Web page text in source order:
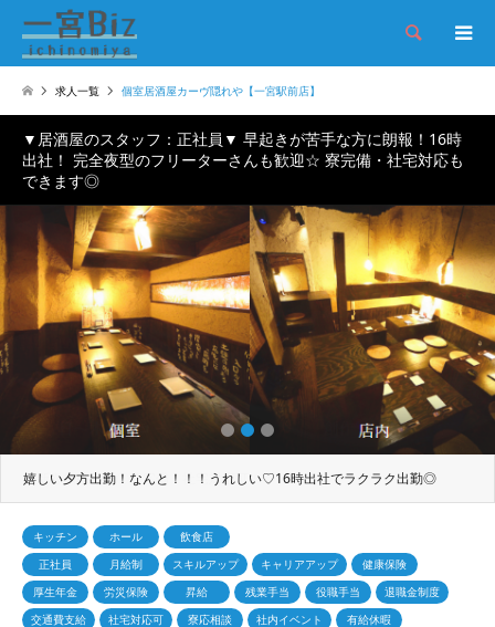
検索
求人一覧 個室居酒屋カーヴ隠れや【一宮駅前店】
▼居酒屋のスタッフ：正社員▼ 早起きが苦手な方に朗報！16時
出社！ 完全夜型のフリーターさんも歓迎☆ 寮完備・社宅対応も
できます◎
嬉しい夕方出勤！なんと！！！うれしい♡16時出社でラクラク出勤◎
2
キッチン ホール
飲食店
正社員
月給制 スキルアップ キャリアアップ
健康保険
厚生年金
労災保険 昇給 残業手当 役職手当
退職金制度
交通費支給
社宅対応可 寮応相談 社内イベント
有給休暇